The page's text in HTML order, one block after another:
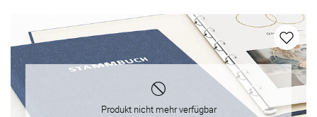
Produkt nicht mehr verfügbar